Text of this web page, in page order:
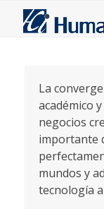
Open
mobile
Close
mobile
La
académico
negocios
importante
mundos y
tecnología